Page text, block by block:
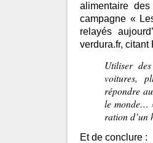
alimentaire
campagne «
relayés
verdura.fr, citant
Utiliser
voitures,
répondre
le monde…
ration d’un
Et de conclure :